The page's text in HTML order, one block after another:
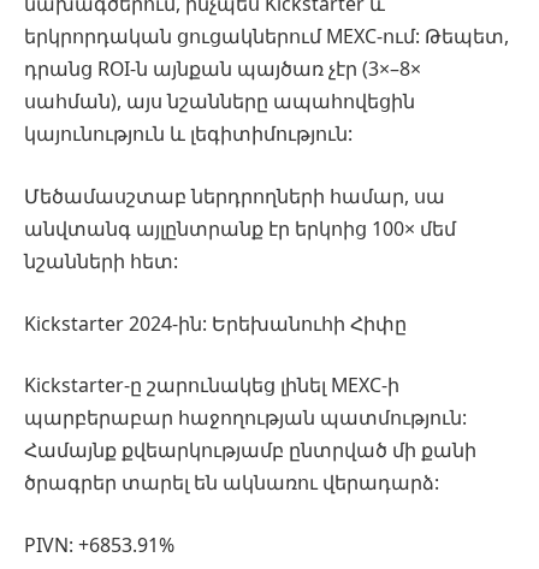
երկրորդական ցուցակներում MEXC-ում: Թեպետ,
դրանց ROI-ն այնքան պայծառ չէր (3×–8×
սահման), այս նշանները ապահովեցին
կայունություն և լեգիտիմություն:
Մեծամասշտաբ ներդրողների համար, սա
անվտանգ այլընտրանք էր երկոից 100× մեմ
նշանների հետ:
Kickstarter 2024-ին: Երեխանուհի Հիփը
Kickstarter-ը շարունակեց լինել MEXC-ի
պարբերաբար հաջողության պատմություն:
Համայնք քվեարկությամբ ընտրված մի քանի
ծրագրեր տարել են ակնառու վերադարձ:
PIVN: +6853.91%